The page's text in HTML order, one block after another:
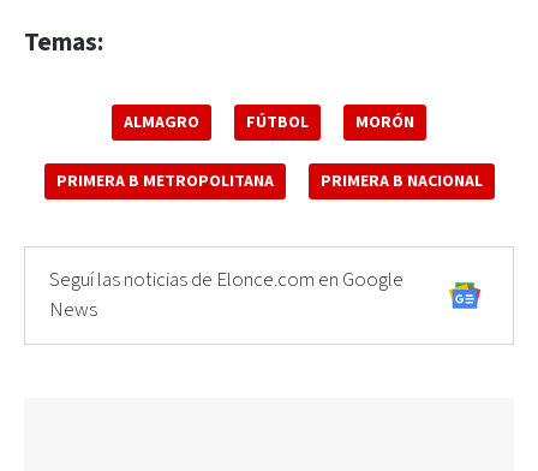
Temas:
ALMAGRO FÚTBOL MORÓN
PRIMERA B METROPOLITANA PRIMERA B NACIONAL
Seguí las noticias de Elonce.com en Google
News